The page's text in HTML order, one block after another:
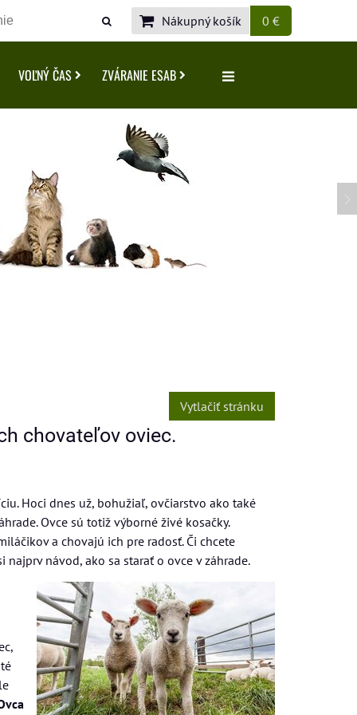
Nákupný košík 0 €
VOĽNÝ ČAS ZVÁRANIE ESAB
Vytlačiť stránku
chovateľov oviec.
Hoci dnes už, bohužiaľ, ovčiarstvo ako také
Ovce sú totiž výborné živé kosačky.
a chovajú ich pre radosť. Či chcete
návod, ako sa starať o ovce v záhrade.